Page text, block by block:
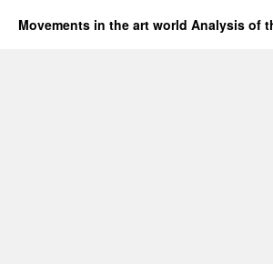
Movements in the art world Analysis of